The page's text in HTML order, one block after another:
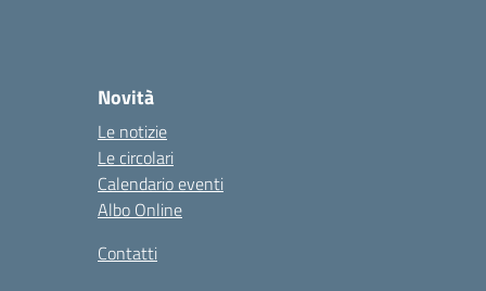
Novità
Le notizie
Le circolari
Calendario eventi
Albo Online
Contatti